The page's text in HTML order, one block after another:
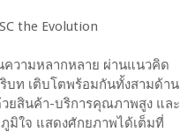
the Evolution
วามหลากหลาย ผ่านแนวคิด
บท เติบโตพร้อมกันทั้งสามด้าน
ยสินค้า-บริการคุณภาพสูง และ
มิใจ แสดงศักยภาพได้เต็มที่